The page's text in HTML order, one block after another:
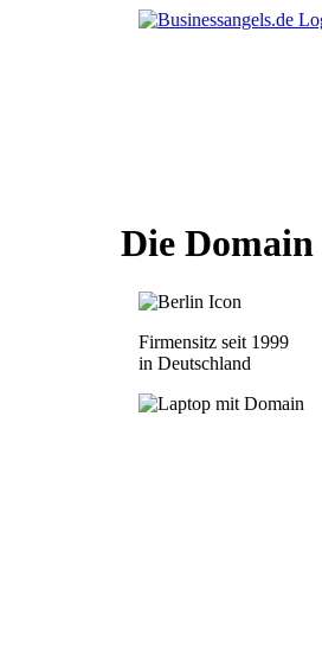
Die Domain
Firmensitz seit 1999
in Deutschland